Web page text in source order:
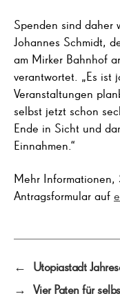
Spenden sind daher
Johannes Schmidt,
am Mirker Bahnhof
verantwortet. „Es ist
Veranstaltungen
selbst jetzt schon
Ende in Sicht und
Einnahmen.“
Mehr Informationen,
Antragsformular auf
←
Utopiastadt
→ Vier Paten für